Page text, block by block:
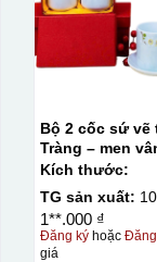
Bộ 2 cốc sứ vẽ
Tràng – men
Kích thước:
TG sản xuất:
1**.000 ₫
Đăng kýhoặc
giá